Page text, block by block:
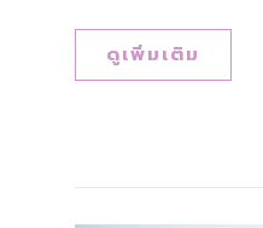
ดูเพิ่มเติม